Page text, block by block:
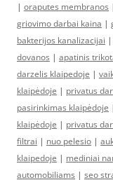
| oraputes membranos
griovimo darbai kaina |
bakterijos kanalizacijai |
dovanos | apatinis
darzelis klaipedoje |
klaipėdoje | privatus
pasirinkimas klaipėdoje
klaipėdoje | privatus
filtrai | nuo pelesio |
klaipedoje | mediniai
automobiliams | seo